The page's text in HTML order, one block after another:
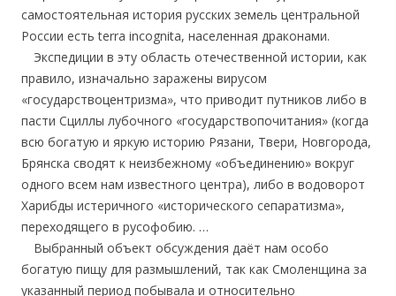
самостоятельная история русских земель центральной
России есть terra incognita, населенная драконами.
Экспедиции в эту область отечественной истории, как
правило, изначально заражены вирусом
«государствоцентризма», что приводит путников либо в
пасти Сциллы лубочного «государствопочитания» (когда
всю богатую и яркую историю Рязани, Твери, Новгорода,
Брянска сводят к неизбежному «объединению» вокруг
одного всем нам известного центра), либо в водоворот
Харибды истеричного «исторического сепаратизма»,
переходящего в русофобию. …
Выбранный объект обсуждения даёт нам особо
богатую пищу для размышлений, так как Смоленщина за
указанный период побывала и относительно